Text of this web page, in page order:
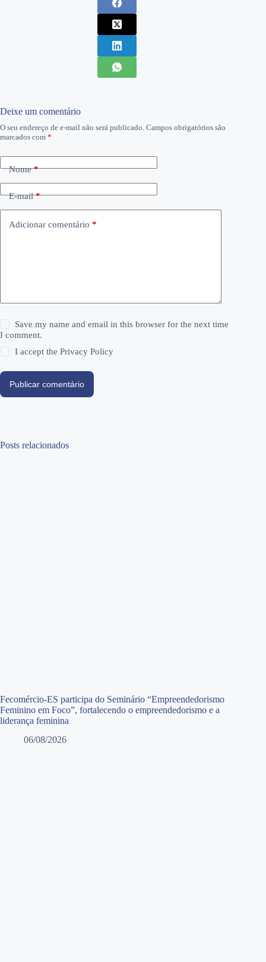
Deixe um comentário
O seu endereço de e-mail não será publicado. Campos obrigatórios são
marcados com *
Nome*
E-mail*
Adicionar comentário *
Save my name and email in this browser for the next time
I comment.
I accept thePrivacy Policy
Publicar comentário
Posts relacionados
Fecomércio-ES participa do Seminário “Empreendedorismo
Feminino em Foco”, fortalecendo o empreendedorismo e a
liderança feminina
06/08/2026